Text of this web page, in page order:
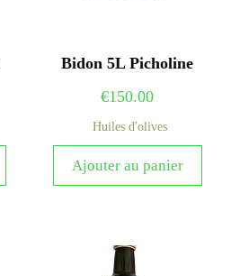
Bidon 5L Picholine
€150.00
Huiles d'olives
Ajouter au panier